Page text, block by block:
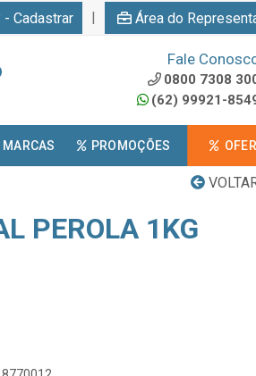
- Cadastrar | Área do
Fale
0800 7308
(62) 99921-
MARCAS PROMOÇÕES
PEROLA 1KG